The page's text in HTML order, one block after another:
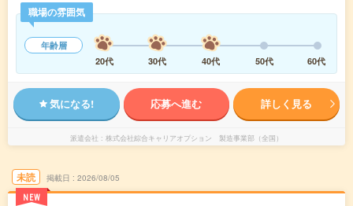
職場の雰囲気
年齢層
20代
30代 40代 50代 60代
気になる! 応募へ進む 詳しく見る
派遣会社 株式会社綜合キャリアオプション 製造事業部（全国）
未読
NEW
掲載日 2026/08/05